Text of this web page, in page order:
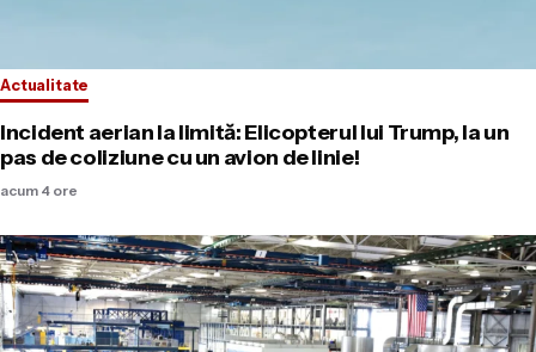
Actualitate
Incident aerian la limită: Elicopterul lui Trump, la un
pas de coliziune cu un avion de linie!
acum 4 ore